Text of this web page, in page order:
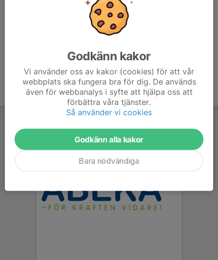
Godkänn kakor
Vi använder oss av kakor (cookies) för att vår
webbplats ska fungera bra för dig. De används
även för webbanalys i syfte att hjälpa oss att
förbättra våra tjänster.
Så använder vi cookies
Godkänn alla kakor
Bara nödvändiga